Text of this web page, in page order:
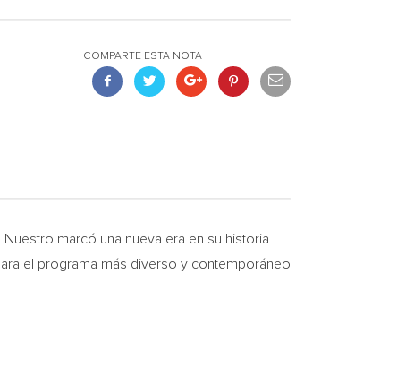
COMPARTE ESTA NOTA
marcó una nueva era en su historia
el programa más diverso y contemporáneo